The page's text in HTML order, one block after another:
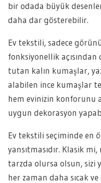
bir odada büyük
daha dar gösterebilir.
Ev tekstili, sadece
fonksiyonellik açısından
tutan kalın kumaşlar,
alabilen ince kumaşlar
hem evinizin konforunu
uygun dekorasyon
Ev tekstili seçiminde en
yansıtmasıdır. Klasik
tarzda olursa olsun, sizi
her zaman daha sıcak